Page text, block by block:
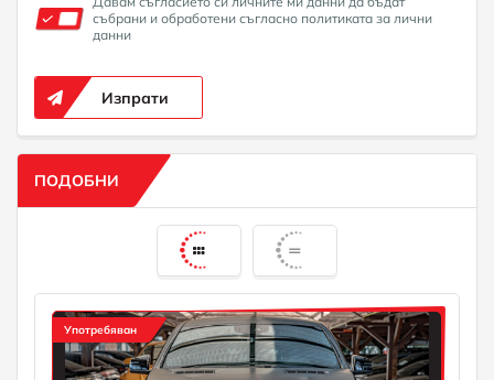
събрани и обработени съгласно политиката за лични
данни
Изпрати
ПОДОБНИ
Употребяван